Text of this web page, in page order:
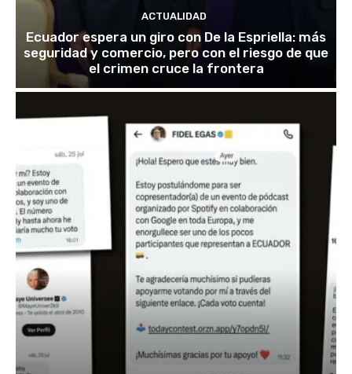
ACTUALIDAD
Ecuador espera un giro con De la Espriella: más
seguridad y comercio, pero con el riesgo de que
el crimen cruce la frontera